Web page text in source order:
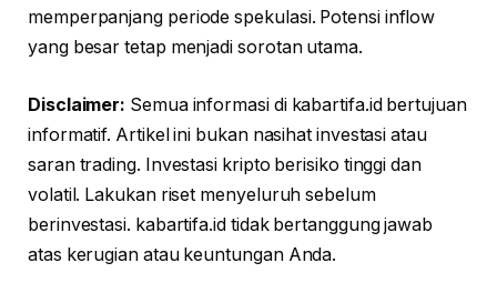
memperpanjang periode spekulasi. Potensi inflow
yang besar tetap menjadi sorotan utama.
Disclaimer: Semua informasi di kabartifa.id bertujuan
informatif. Artikel ini bukan nasihat investasi atau
saran trading. Investasi kripto berisiko tinggi dan
volatil. Lakukan riset menyeluruh sebelum
berinvestasi. kabartifa.id tidak bertanggung jawab
atas kerugian atau keuntungan Anda.